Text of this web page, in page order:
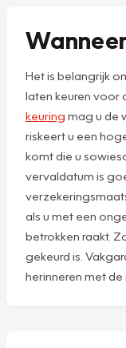
Het is belangrijk
laten keuren voor
keuring mag u de
riskeert u een
komt die u
vervaldatum is
als u met een
betrokken raakt.
gekeurd is.
herinneren met de